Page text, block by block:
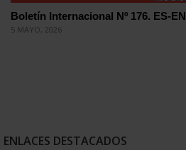
Boletín Internacional Nº 176. ES-EN
5 MAYO, 2026
ENLACES DESTACADOS